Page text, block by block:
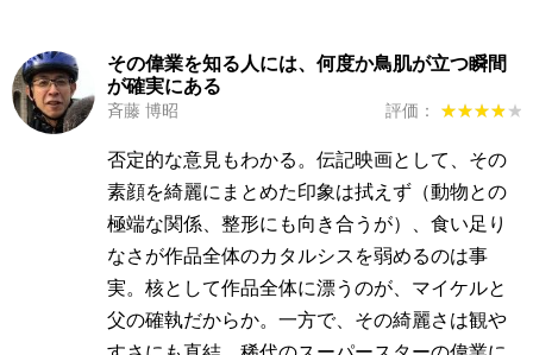
その偉業を知る人には、何度か鳥肌が立つ瞬間
が確実にある
斉藤 博昭 評価： ★★★★★
★★★★★
否定的な意見もわかる。伝記映画として、その
素顔を綺麗にまとめた印象は拭えず（動物との
極端な関係、整形にも向き合うが）、食い足り
なさが作品全体のカタルシスを弱めるのは事
実。核として作品全体に漂うのが、マイケルと
父の確執だからか。一方で、その綺麗さは観や